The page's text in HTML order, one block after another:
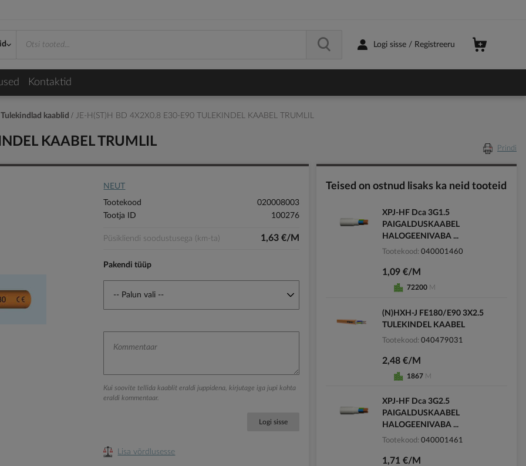
Logi sisse / Registreeru
Kontaktid
Tulekindlad kaablid JE-H(ST)H BD 4X2X0.8 E30-E90 TULEKINDEL KAABEL TRUMLIL
KAABEL TRUMLIL Prindi
NEUT
Tootekood
020008003
Tootja ID
100276
Püsikliendi soodustusega (km-ta) 1,63 €/M
Pakendi tüüp
Kui soovite tellida kaablit eraldi juppidena, kirjutage iga jupi kohta
eraldi kommentaar.
Logi sisse
Lisa võrdlusesse
Teised on ostnud lisaks ka neid tooteid
XPJ-HF Dca 3G1.5
PAIGALDUSKAABEL
HALOGEENIVABA ...
Tootekood 040001460
1,09 €/M
72200 M
(N)HXH-J FE180/E90 3X2.5
TULEKINDEL KAABEL
Tootekood 040479031
2,48 €/M
1867 M
XPJ-HF Dca 3G2.5
PAIGALDUSKAABEL
HALOGEENIVABA ...
Tootekood 040001461
1,71 €/M